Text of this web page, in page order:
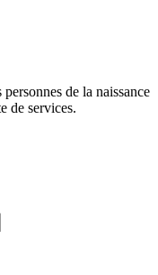
de la naissance
de services.